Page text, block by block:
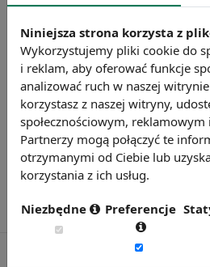
Niniejsza strona korzysta z
Wykorzystujemy pliki cookie do
i reklam, aby oferować funkcje
analizować ruch w naszej
korzystasz z naszej witryny,
społecznościowym, reklamowym
Partnerzy mogą połączyć te
otrzymanymi od Ciebie lub
korzystania z ich usług.
Niezbędne Preferencje